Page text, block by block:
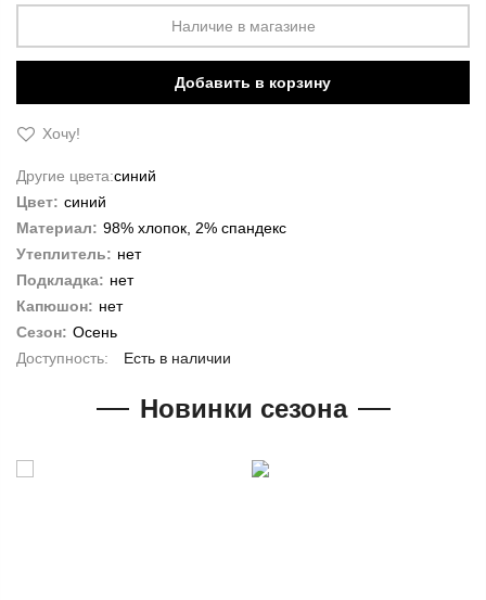
Наличие в магазине
Добавить в корзину
Хочу!
Другие цвета:синий
Цвет: синий
Материал: 98% хлопок, 2% спандекс
Утеплитель: нет
Подкладка: нет
Капюшон: нет
Сезон: Осень
Есть в наличии
Новинки сезона